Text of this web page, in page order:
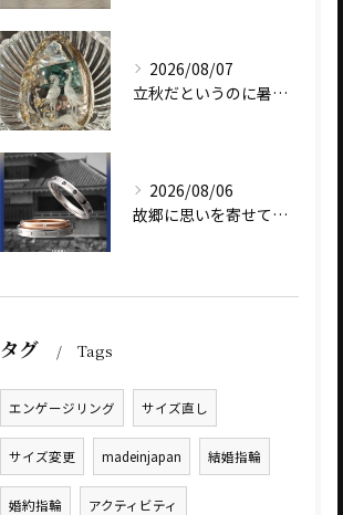
2026/08/07
立秋だというのに暑いですね
2026/08/06
故郷に思いを寄せて～オリジナルブランド【Shinano(しな...
タグ Tags
エンゲージリング サイズ直し
サイズ変更 madeinjapan 結婚指輪
婚約指輪 アクティビティ